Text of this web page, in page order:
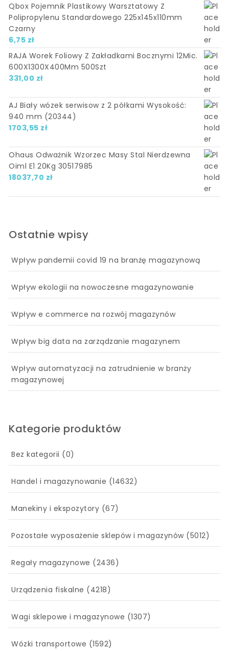
Qbox Pojemnik Plastikowy Warsztatowy Z
Polipropylenu Standardowego 225x145x110mm
Czarny
6,75 zł
RAJA Worek Foliowy Z Zakładkami Bocznymi 12Mic.
600X1300X400Mm 500Szt
331,00 zł
AJ Biały wózek serwisow z 2 półkami Wysokość:
940 mm (20344)
1703,55 zł
Ohaus Odważnik Wzorzec Masy Stal Nierdzewna
Oiml E1 20Kg 30517985
18037,70 zł
Ostatnie wpisy
Wpływ pandemii covid 19 na branżę magazynową
Wpływ ekologii na nowoczesne magazynowanie
Wpływ e commerce na rozwój magazynów
Wpływ big data na zarządzanie magazynem
Wpływ automatyzacji na zatrudnienie w branży
magazynowej
Kategorie produktów
Bez kategorii (0)
Handel i magazynowanie (14632)
Manekiny i ekspozytory (67)
Pozostałe wyposażenie sklepów i magazynów (5012)
Regały magazynowe (2436)
Urządzenia fiskalne (4218)
Wagi sklepowe i magazynowe (1307)
Wózki transportowe (1592)